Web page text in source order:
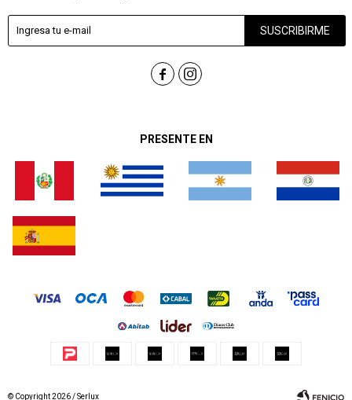
PRESENTE EN
SUSCRIBIRME
 
© Copyright 2026 / Serlux